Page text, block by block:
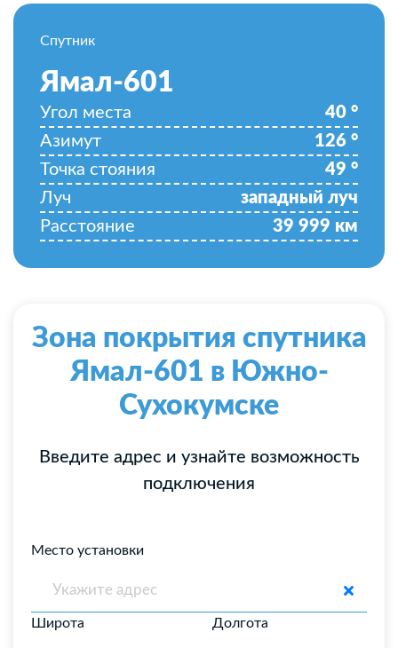
Спутник
Ямал-601
Угол места 40 °
Азимут
126 °
Точка стояния
49 °
Луч
западный луч
Расстояние
39 999 км
Зона покрытия спутника
Ямал-601 в Южно-
Сухокумске
Введите адрес и узнайте возможность
подключения
Место установки
Широта Долгота